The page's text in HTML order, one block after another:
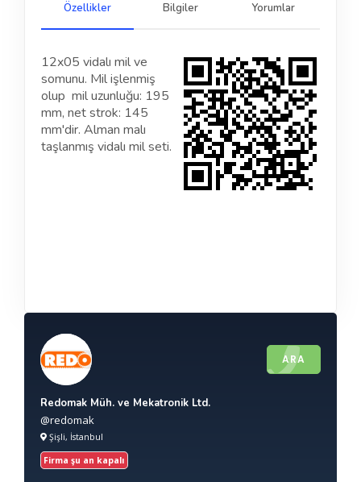
Özellikler
Bilgiler
Yorumlar
12x05 vidalı mil ve
somunu. Mil işlenmiş
olup mil uzunluğu: 195
mm, net strok: 145
mm'dir. Alman malı
taşlanmış vidalı mil seti.
ARA
Redomak Müh. ve Mekatronik Ltd.
@redomak
Şişli, İstanbul
Firma şu an kapalı